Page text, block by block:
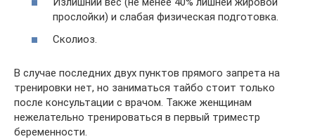
прослойки) и слабая физическая подготовка.
Сколиоз.
В случае последних двух пунктов прямого запрета на
тренировки нет, но заниматься тайбо стоит только
после консультации с врачом. Также женщинам
нежелательно тренироваться в первый триместр
беременности.